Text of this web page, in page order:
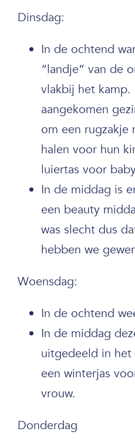
Dinsdag:
In de ochtend
“landje” van de
vlakbij het kamp.
aangekomen
om een
halen voor hun
luiertas voor
In de middag is
een beauty
was slecht dus
hebben we
Woensdag:
In de ochtend
In de middag
uitgedeeld in het
een winterjas
vrouw.
Donderdag